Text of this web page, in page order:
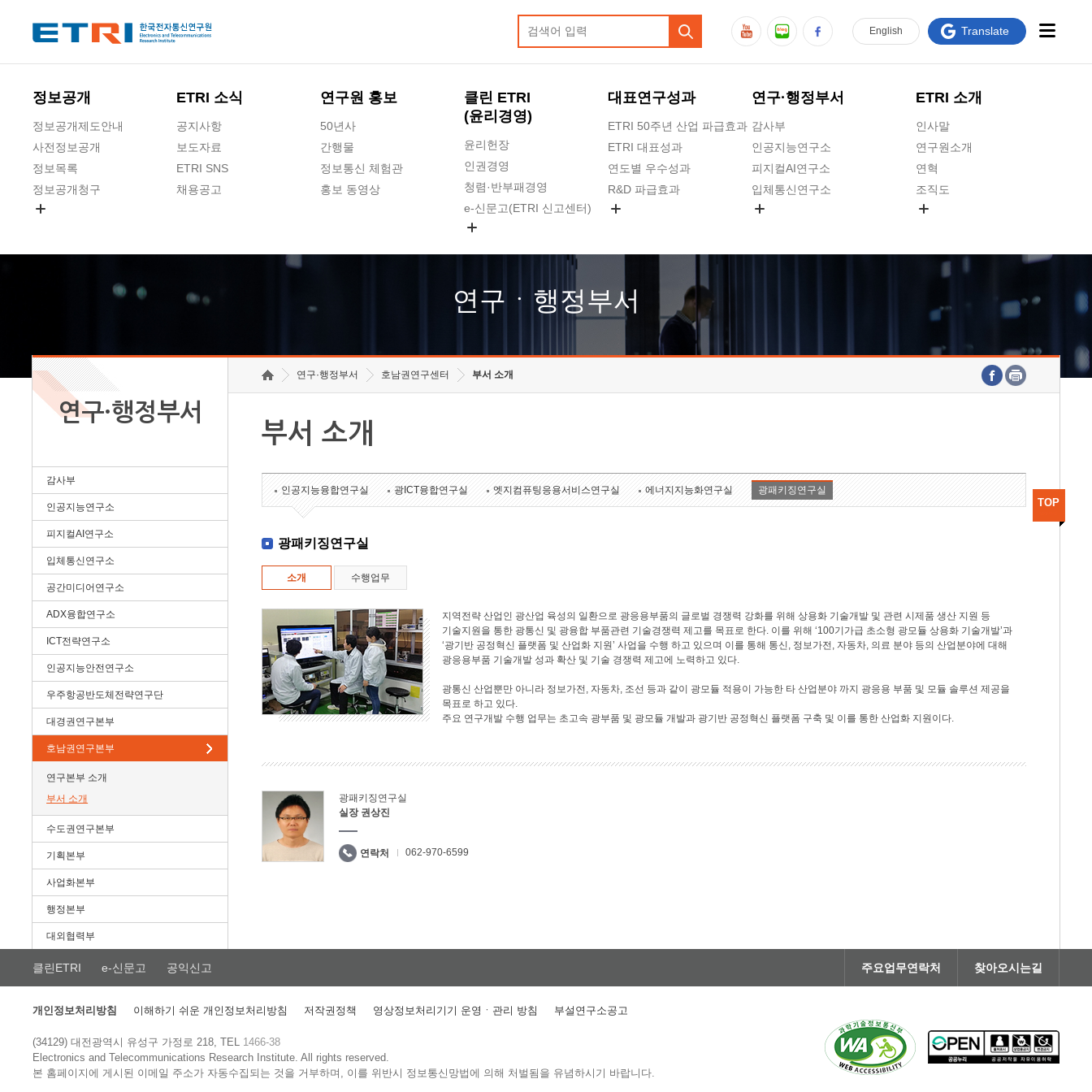
정보공개
정보공개제도안내
사전정보공개
정보목록
정보공개청구
ETRI 소식
공지사항
보도자료
ETRI SNS
채용공고
연구원 홍보
50년사
간행물
정보통신 체험관
홍보 동영상
클린 ETRI
(윤리경영)
윤리헌장
인권경영
청렴·반부패경영
e-신문고(ETRI 신고센터)
고객의소리
수의계약 현황
대표연구성과
ETRI 50주년 산업 파급효과
ETRI 대표성과
연도별 우수성과
R&D 파급효과
연구·행정부서
감사부
인공지능연구소
피지컬AI연구소
입체통신연구소
호남권연구본부
기획본부
ETRI 소개
인사말
연구원소개
연혁
조직도
연구원 고객헌장
주요업무연락처
English Translate
연구ㆍ행정부서
연구·행정부서
감사부
인공지능연구소
피지컬AI연구소
입체통신연구소
공간미디어연구소
ADX융합연구소
ICT전략연구소
인공지능안전연구소
우주항공반도체전략연구단
대경권연구본부
호남권연구본부
연구본부 소개
부서 소개
수도권연구본부
기획본부
사업화본부
행정본부
대외협력부
연구·행정부서 호남권연구센터 부서 소개
부서 소개
인공지능융합연구실 광ICT융합연구실 엣지컴퓨팅응용서비스연구실 에너지지능화연구실 광패키징연구실
광패키징연구실
소개 수행업무
지역전략 산업인 광산업 육성의 일환으로 광응용부품의 글로벌 경쟁력 강화를 위해 상용화 기술개발 및 관련 시제품 생산 지원 등
기술지원을 통한 광통신 및 광융합 부품관련 기술경쟁력 제고를 목표로 한다. 이를 위해 ‘100기가급 초소형 광모듈 상용화 기술개발’과
‘광기반 공정혁신 플랫폼 및 산업화 지원’ 사업을 수행 하고 있으며 이를 통해 통신, 정보가전, 자동차, 의료 분야 등의 산업분야에 대해
광응용부품 기술개발 성과 확산 및 기술 경쟁력 제고에 노력하고 있다.
광통신 산업뿐만 아니라 정보가전, 자동차, 조선 등과 같이 광모듈 적용이 가능한 타 산업분야 까지 광응용 부품 및 모듈 솔루션 제공을
목표로 하고 있다.
주요 연구개발 수행 업무는 초고속 광부품 및 광모듈 개발과 광기반 공정혁신 플랫폼 구축 및 이를 통한 산업화 지원이다.
광패키징연구실
실장 권상진
연락처 062-970-6599
TOP
클린ETRI e-신문고 공익신고 주요업무연락처 찾아오시는길
개인정보처리방침 이해하기 쉬운 개인정보처리방침 저작권정책 영상정보처리기기 운영ㆍ관리 방침 부설연구소공고
(34129) 대전광역시 유성구 가정로 218, TEL 1466-38
Electronics and Telecommunications Research Institute.All rights reserved.
본 홈페이지에 게시된 이메일 주소가 자동수집되는 것을 거부하며, 이를 위반시 정보통신망법에 의해 처벌됨을 유념하시기 바랍니다.